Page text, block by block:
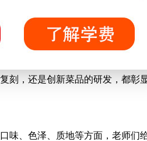
刻，还是创新菜品的研发，都彰
味、色泽、质地等方面，老师们